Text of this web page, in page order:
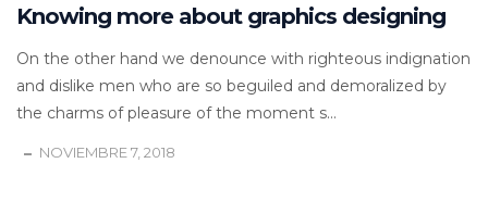
Knowing more about graphics designing
On the other hand we denounce with righteous indignation
and dislike men who are so beguiled and demoralized by
the charms of pleasure of the moment s...
NOVIEMBRE 7, 2018